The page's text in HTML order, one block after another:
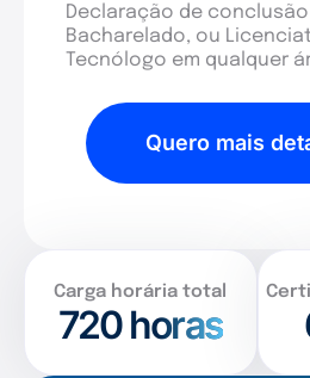
Declaração de
Bacharelado, ou
Tecnólogo em qualquer
Quero mais
Carga horária total
720horas